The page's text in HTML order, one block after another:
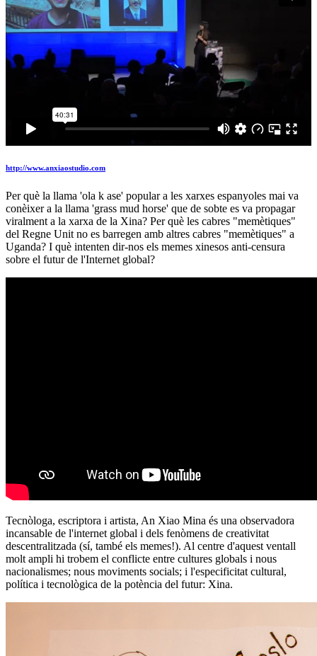
http://www.anxiaostudio.com
Per què la llama 'ola k ase' popular a les xarxes espanyoles mai va
conèixer a la llama 'grass mud horse' que de sobte es va propagar
viralment a la xarxa de la Xina? Per què les cabres "memètiques"
del Regne Unit no es barregen amb altres cabres "memètiques" a
Uganda? I què intenten dir-nos els memes xinesos anti-censura
sobre el futur de l'Internet global?
Tecnòloga, escriptora i artista, An Xiao Mina és una observadora
incansable de l'internet global i dels fenòmens de creativitat
descentralitzada (sí, també els memes!). Al centre d'aquest ventall
molt ampli hi trobem el conflicte entre cultures globals i nous
nacionalismes; nous moviments socials; i l'especificitat cultural,
política i tecnològica de la potència del futur: Xina.